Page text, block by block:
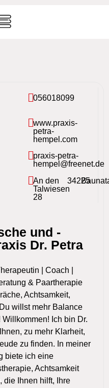
056018099
www.praxis-
petra-
hempel.com
praxis-petra-
hempel@freenet.de
An den
Talwiesen
28
34225
und -
Dr. Petra
| Coach |
& Paartherapie
Achtsamkeit,
willst mehr Balance
Ich bin Dr.
zu mehr Klarheit,
zu finden. In meiner
biete ich eine
Achtsamkeit
die Ihnen hilft, Ihre